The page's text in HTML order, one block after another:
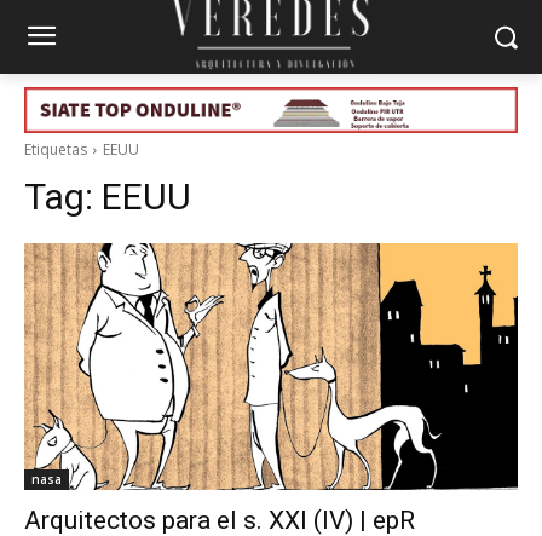
Etiquetas EEUU
Tag: EEUU
nasa
Arquitectos para el s. XXI (IV) | epR